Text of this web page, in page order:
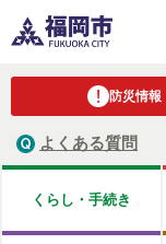
防災情報
よくある質問
くらし・手続き